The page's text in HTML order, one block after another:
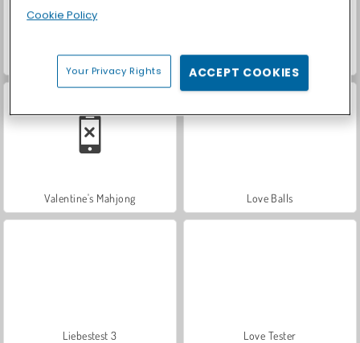
Car Parking City Duel
Valentine's Mahjong Love Balls
Liebestest 3 Love Tester
Cookie Policy
Your Privacy Rights ACCEPT COOKIES